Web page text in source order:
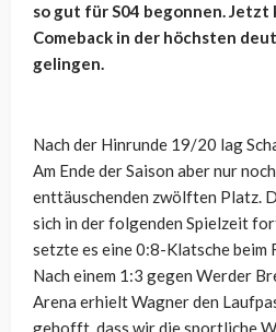
so gut für S04 begonnen.
Comeback in der höchsten
gelingen.
Nach der Hinrunde 19/20 lag
Am Ende der Saison aber nur
enttäuschenden zwölften Platz.
sich in der folgenden Spielzeit
setzte es eine 0:8-Klatsche beim
Nach einem 1:3 gegen Werder
Arena erhielt Wagner den
gehofft, dass wir die sportliche